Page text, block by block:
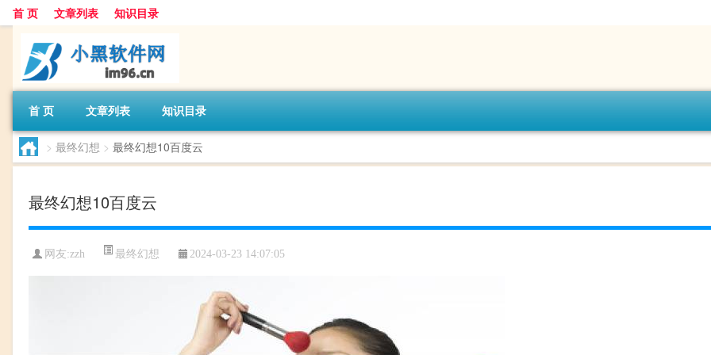
首 页 文章列表 知识目录
首 页 文章列表 知识目录
> 最终幻想 > 最终幻想10百度云
最终幻想10百度云
网友:zzh 最终幻想 2024-03-23 14:07:05